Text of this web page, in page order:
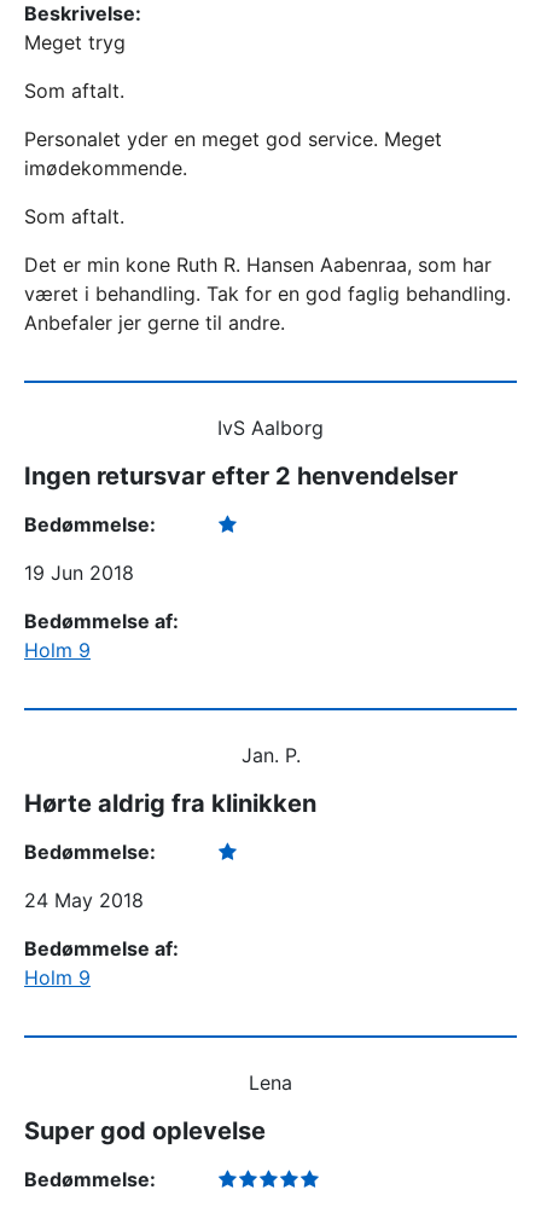
Beskrivelse:
Meget tryg
Som aftalt.
Personalet yder en meget god service. Meget
imødekommende.
Som aftalt.
Det er min kone Ruth R. Hansen Aabenraa, som har
været i behandling. Tak for en god faglig behandling.
Anbefaler jer gerne til andre.
IvS Aalborg
Ingen retursvar efter 2 henvendelser
Bedømmelse:
19 Jun 2018
Bedømmelse af:
Holm 9
Jan. P.
Hørte aldrig fra klinikken
Bedømmelse:
24 May 2018
Bedømmelse af:
Holm 9
Lena
Super god oplevelse
Bedømmelse: